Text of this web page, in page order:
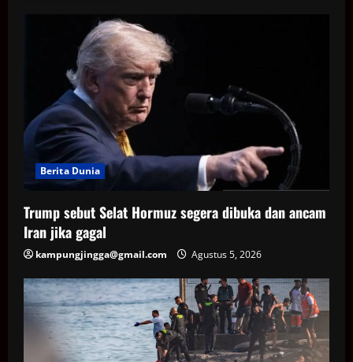
Berita Dunia
Trump sebut Selat Hormuz segera dibuka dan ancam
Iran jika gagal
kampungjingga@gmail.com Agustus 5, 2026